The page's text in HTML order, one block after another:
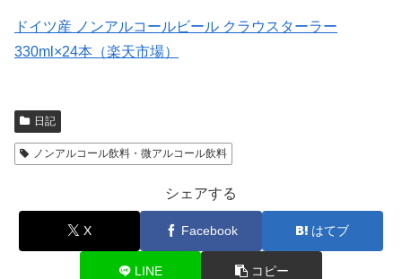
ドイツ産 ノンアルコールビール クラウスターラー
330ml×24本（楽天市場）
日記
ノンアルコール飲料・微アルコール飲料
シェアする
X Facebook はてブ
LINE コピー